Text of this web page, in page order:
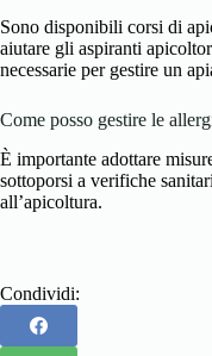
Sono disponibili corsi di
aiutare gli aspiranti
necessarie per gestire un
Come posso gestire le
È importante adottare
sottoporsi a verifiche
all’apicoltura.
Condividi: